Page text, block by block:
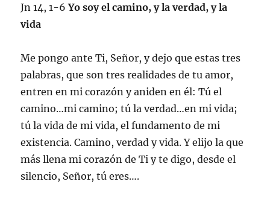
Jn 14, 1-6Yo soy el camino, y la verdad, y la
vida
Me pongo ante Ti, Señor, y dejo que estas tres
palabras, que son tres realidades de tu amor,
entren en mi corazón y aniden en él: Tú el
camino…mi camino; tú la verdad…en mi vida;
tú la vida de mi vida, el fundamento de mi
existencia. Camino, verdad y vida. Y elijo la que
más llena mi corazón de Ti y te digo, desde el
silencio, Señor, tú eres….